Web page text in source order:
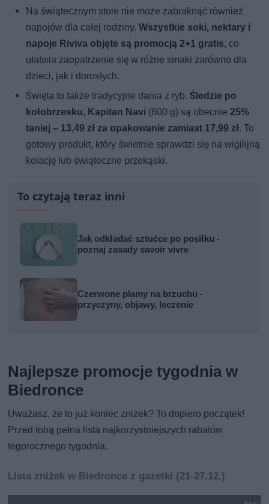
Na świątecznym stole nie może zabraknąć również
napojów dla całej rodziny.Wszystkie soki, nektary i
napoje Riviva objęte są promocją 2+1 gratis, co
ułatwia zaopatrzenie się w różne smaki zarówno dla
dzieci, jak i dorosłych.
Święta to także tradycyjne dania z ryb. Śledzie po
kołobrzesku, Kapitan Navi (800 g) są obecnie25%
taniej – 13,49 zł za opakowanie zamiast 17,99 zł. To
gotowy produkt, który świetnie sprawdzi się na wigilijną
kolację lub świąteczne przekąski.
To czytają teraz inni
Jak odkładać sztućce po posiłku -
poznaj zasady savoir vivre
Czerwone plamy na brzuchu -
przyczyny, objawy, leczenie
Najlepsze promocje tygodnia w
Biedronce
Uważasz, że to już koniec zniżek? To dopiero początek!
Przed tobą pełna lista najkorzystniejszych rabatów
tegorocznego tygodnia.
Lista zniżek w Biedronce z gazetki (21-27.12.)